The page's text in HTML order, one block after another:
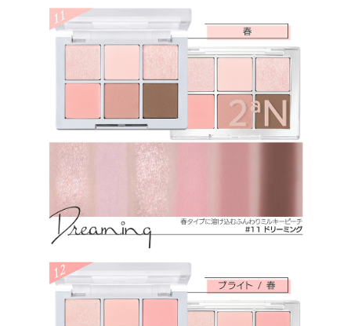
カプリリルシラン、リンゴ酸ジイソステアリル、カプリリルグリコー
ル、ステアリン酸ジメチコノール、カプリル酸グリセリル、ステアリ
ン酸Ｍｇ、水添レシチン、エチルヘキシルグリセリン、水酸化Ａｌ、
カオリン、トリ（カプリル酸／カプリン酸）グリセリル、硫酸Ｂａ、
マカデミア種子油、ジミリスチン酸Ａｌ、メチコン、マルトデキスト
リン、オクテニルコハク酸デンプンＡｌ、リン酸３Ｃａ、ラウロイル
リシン、窒化ホウ素、オクチルドデカノール、酸化チタン、酸化ス
ズ、酸化鉄、カルミン、赤２２６、黄４、コンジョウ、マンガンバイ
オレット、グンジョウ
★16：ジメチコン、マイカ、合成フルオロフロゴパイト、メタクリル
酸メチルクロスポリマー、ホウケイ酸（Ｃａ／Ａｌ）、ホウケイ酸
（Ｃａ／チタン）、ジエチルヘキサン酸ネオペンチルグリコール、ラ
ウリン酸ヘキシル、（ジメチコン／ビニルジメチコン）クロスポリマ
ー、ナイロン－１２、（セバシン酸／イソパルミチン酸）ジグリセリ
ル、セスキイソステアリン酸ソルビタン、ミリスチン酸Ｍｇ、メチル
プロパンジオール、ヘキサ（ヒドロキシステアリン酸／ステアリン
酸／ロジン酸）ジペンタエリスリチル、プロパンジオール、合成ワ
ックス、マルトデキストリン、トコフェロール、タルク、シリカ、ス
テアロイルオキシステアリン酸オクチルドデシル、フェニルトリメチ
コン、トリエトキシカプリリルシラン、マカデミア種子油、カプリリ
ルグリコール、ステアリン酸Ｍｇ、カプリル酸グリセリル、ラウロイ
ルリシン、ステアリン酸ジメチコノール、エチルヘキシルグリセリ
ン、水酸化Ａｌ、カオリン、トリ（カプリル酸／カプリン酸）グリセ